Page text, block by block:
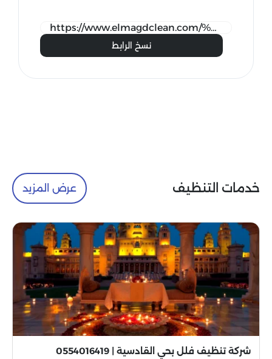
نسخ الرابط
خدمات التنظيف عرض المزيد
شركة تنظيف فلل بحي القادسية | 0554016419